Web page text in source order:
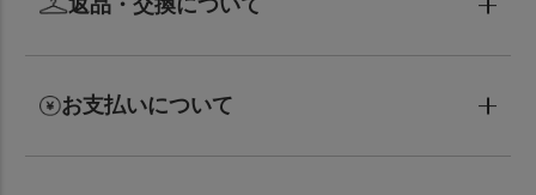
返品・交換について
お支払いについて